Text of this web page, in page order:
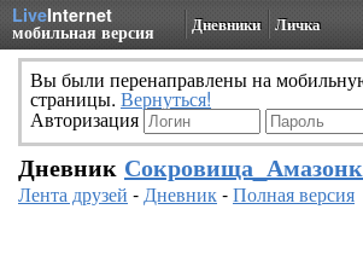
LiveInternet
мобильная версия Дневники Личка
Вы были перенаправлены на
страницы. Вернуться!
Авторизация
Дневник
Лента друзей -Дневник-Полная версия